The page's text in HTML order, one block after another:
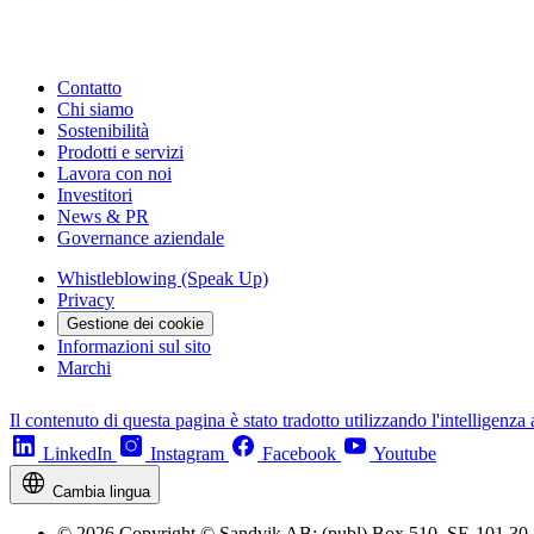
Contatto
Chi siamo
Sostenibilità
Prodotti e servizi
Lavora con noi
Investitori
News & PR
Governance aziendale
Whistleblowing (Speak Up)
Privacy
Gestione dei cookie
Informazioni sul sito
Marchi
Il contenuto di questa pagina è stato tradotto utilizzando l'intelligenza
LinkedIn
Instagram Facebook Youtube
Cambia lingua